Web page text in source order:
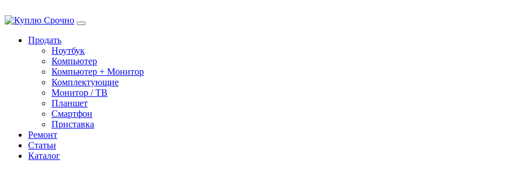
Продать
Ноутбук
Компьютер
Компьютер + Монитор
Комплектующие
Монитор / ТВ
Планшет
Смартфон
Приставка
Ремонт
Статьи
Каталог